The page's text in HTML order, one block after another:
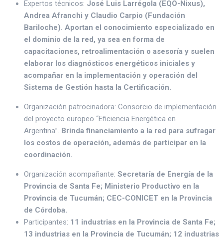
Expertos técnicos: José Luis Larrégola (EQO-Nixus),
Andrea Afranchi y Claudio Carpio (Fundación
Bariloche). Aportan el conocimiento especializado en
el dominio de la red, ya sea en forma de
capacitaciones, retroalimentación o asesoría y suelen
elaborar los diagnósticos energéticos iniciales y
acompañar en la implementación y operación del
Sistema de Gestión hasta la Certificación.
Organización patrocinadora: Consorcio de implementación
del proyecto europeo “Eficiencia Energética en
Argentina”. Brinda financiamiento a la red para sufragar
los costos de operación, además de participar en la
coordinación.
Organización acompañante: Secretaría de Energía de la
Provincia de Santa Fe; Ministerio Productivo en la
Provincia de Tucumán; CEC-CONICET en la Provincia
de Córdoba.
Participantes: 11 industrias en la Provincia de Santa Fe;
13 industrias en la Provincia de Tucumán; 12 industrias